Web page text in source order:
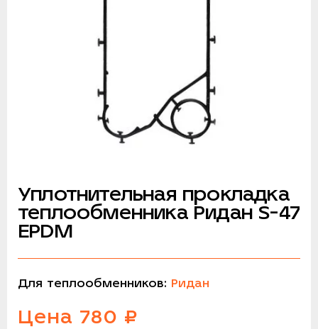
Уплотнительная прокладка
теплообменника Ридан S-47
EPDM
Для теплообменников: Ридан
Цена 780 ₽